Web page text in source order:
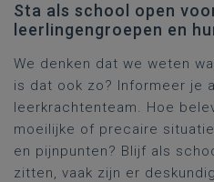
Sta als school open
leerlingengroepen en
We denken dat we weten
is dat ook zo? Informeer je
leerkrachtenteam. Hoe
moeilijke of precaire
en pijnpunten? Blijf als
zitten, vaak zijn er